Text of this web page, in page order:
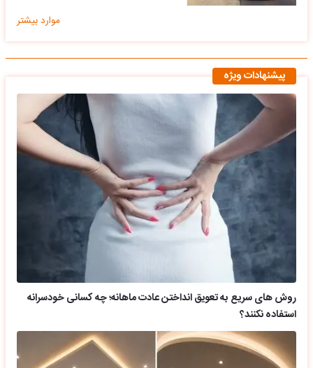
موارد بیشتر
پیشنهادات ویژه
روش های سریع به تعویق انداختن عادت ماهانه؛ چه کسانی خودسرانه
استفاده نکنند؟